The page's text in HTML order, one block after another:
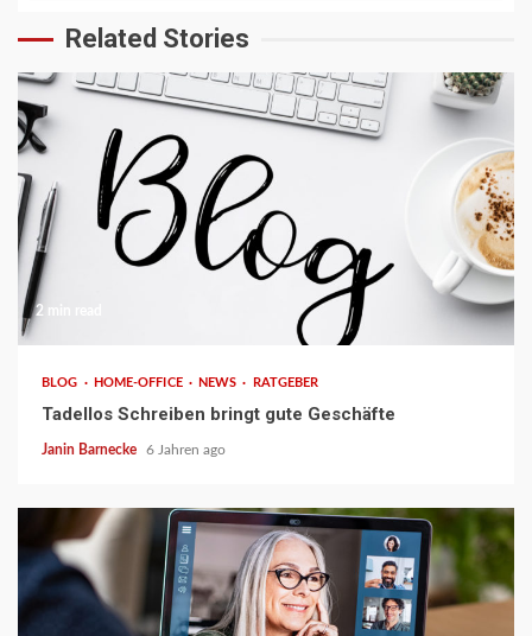
Related Stories
2 min read
BLOG HOME-OFFICE NEWS RATGEBER
Tadellos Schreiben bringt gute Geschäfte
Janin Barnecke 6 Jahren ago